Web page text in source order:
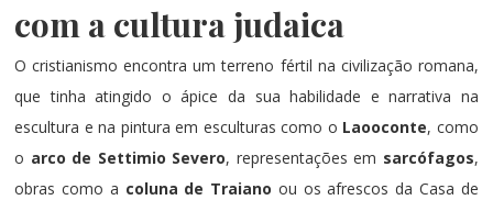
com a cultura judaica
O cristianismo encontra um terreno fértil na civilização romana,
que tinha atingido o ápice da sua habilidade e narrativa na
escultura e na pintura em esculturas como o Laooconte, como
o arco de Settimio Severo, representações em sarcófagos,
obras como a coluna de Traiano ou os afrescos da Casa de